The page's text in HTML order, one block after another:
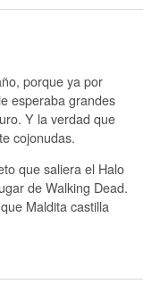
porque ya por
esperaba grandes
Y la verdad que
cojonudas.
que saliera el Halo
de Walking Dead.
Maldita castilla